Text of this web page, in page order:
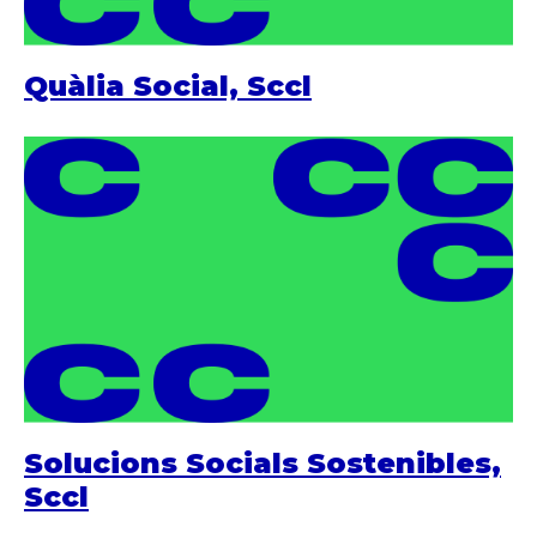
Quàlia Social, Sccl
Solucions Socials Sostenibles,
Sccl